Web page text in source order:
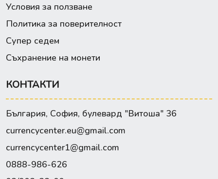
Условия за ползване
Политика за поверителност
Супер седем
Съхранение на монети
КОНТАКТИ
България, София, булевард "Витоша" 36
currencycenter.eu@gmail.com
currencycenter1@gmail.com
0888-986-626